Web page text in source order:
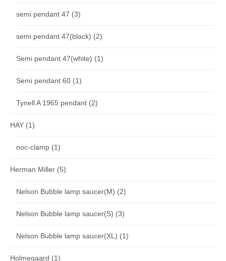
semi pendant 47 (3)
semi pendant 47(black) (2)
Semi pendant 47(white) (1)
Semi pendant 60 (1)
Tynell A 1965 pendant (2)
HAY (1)
noc-clamp (1)
Herman Miller (5)
Nelson Bubble lamp saucer(M) (2)
Nelson Bubble lamp saucer(S) (3)
Nelson Bubble lamp saucer(XL) (1)
Holmegaard (1)